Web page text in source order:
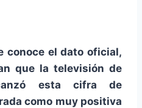
conoce el dato oficial,
que la televisión de
esta cifra de
como muy positiva